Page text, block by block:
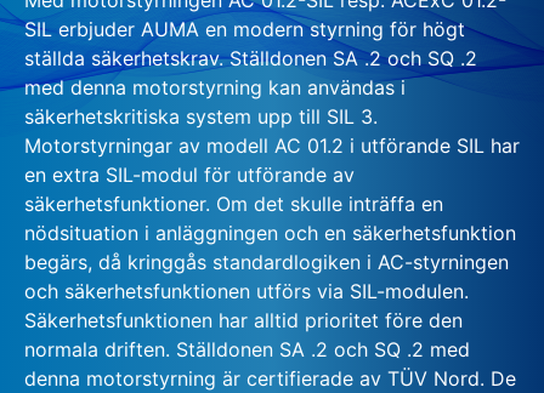
SIL erbjuder AUMA en modern styrning för högt
ställda säkerhetskrav. Ställdonen SA .2 och SQ .2
med denna motorstyrning kan användas i
säkerhetskritiska system upp till SIL 3.
Motorstyrningar av modell AC 01.2 i utförande SIL har
en extra SIL-modul för utförande av
säkerhetsfunktioner. Om det skulle inträffa en
nödsituation i anläggningen och en säkerhetsfunktion
begärs, då kringgås standardlogiken i AC-styrningen
och säkerhetsfunktionen utförs via SIL-modulen.
Säkerhetsfunktionen har alltid prioritet före den
normala driften. Ställdonen SA .2 och SQ .2 med
denna motorstyrning är certifierade av TÜV Nord. De